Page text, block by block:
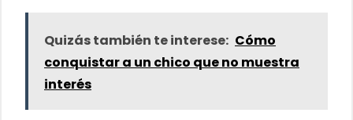
Quizás también te interese: Cómo
conquistar a un chico que no muestra
interés